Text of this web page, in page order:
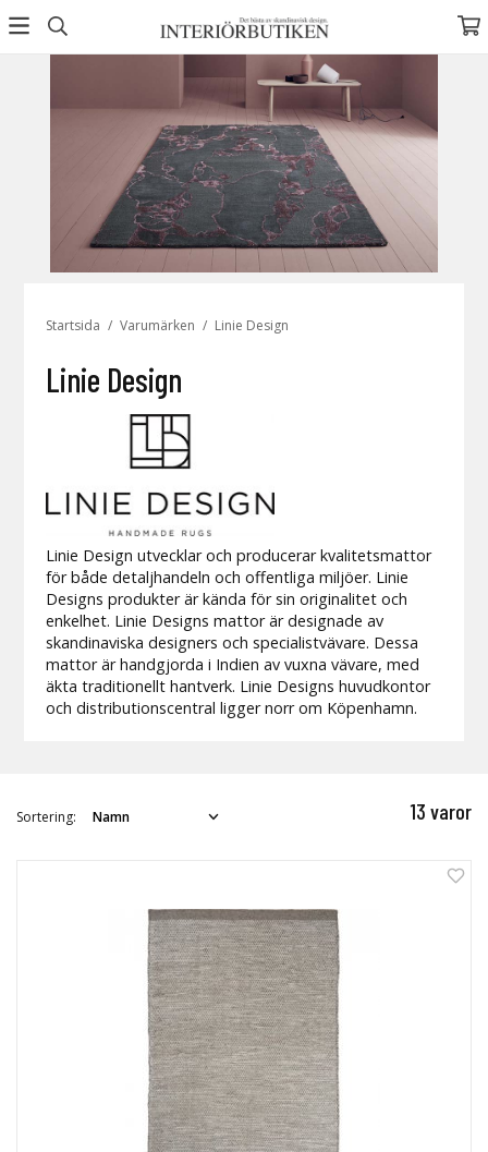
Startsida / Varumärken / Linie Design
Linie Design
Linie Design utvecklar och producerar kvalitetsmattor
för både detaljhandeln och offentliga miljöer. Linie
Designs produkter är kända för sin originalitet och
enkelhet. Linie Designs mattor är designade av
skandinaviska designers och specialistvävare. Dessa
mattor är handgjorda i Indien av vuxna vävare, med
äkta traditionellt hantverk. Linie Designs huvudkontor
och distributionscentral ligger norr om Köpenhamn.
13 varor
Sortering: